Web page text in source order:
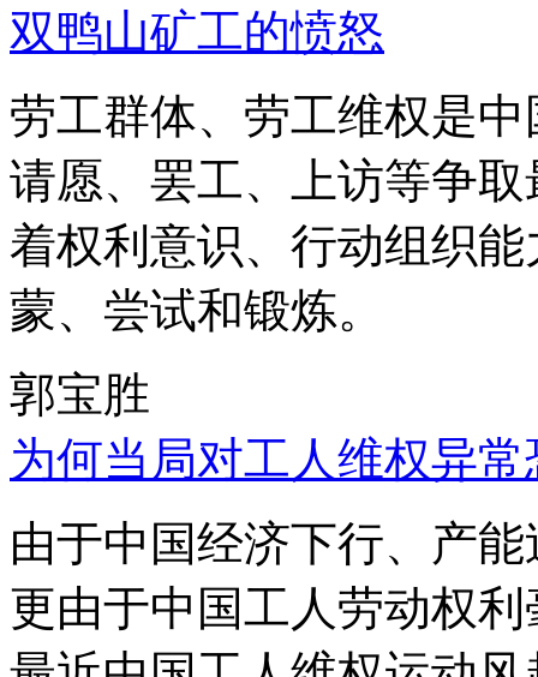
双鸭山矿工的愤怒
劳工群体、劳工维权是
请愿、罢工、上访等争
着权利意识、行动组织
蒙、尝试和锻炼。
郭宝胜
为何当局对工人维权异
由于中国经济下行、产
更由于中国工人劳动权